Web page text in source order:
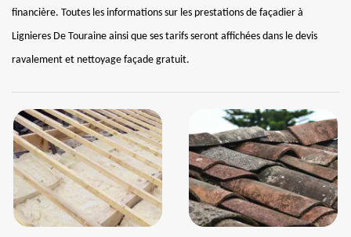
financière. Toutes les informations sur les prestations de façadier à
Lignieres De Touraine ainsi que ses tarifs seront affichées dans le devis
ravalement et nettoyage façade gratuit.